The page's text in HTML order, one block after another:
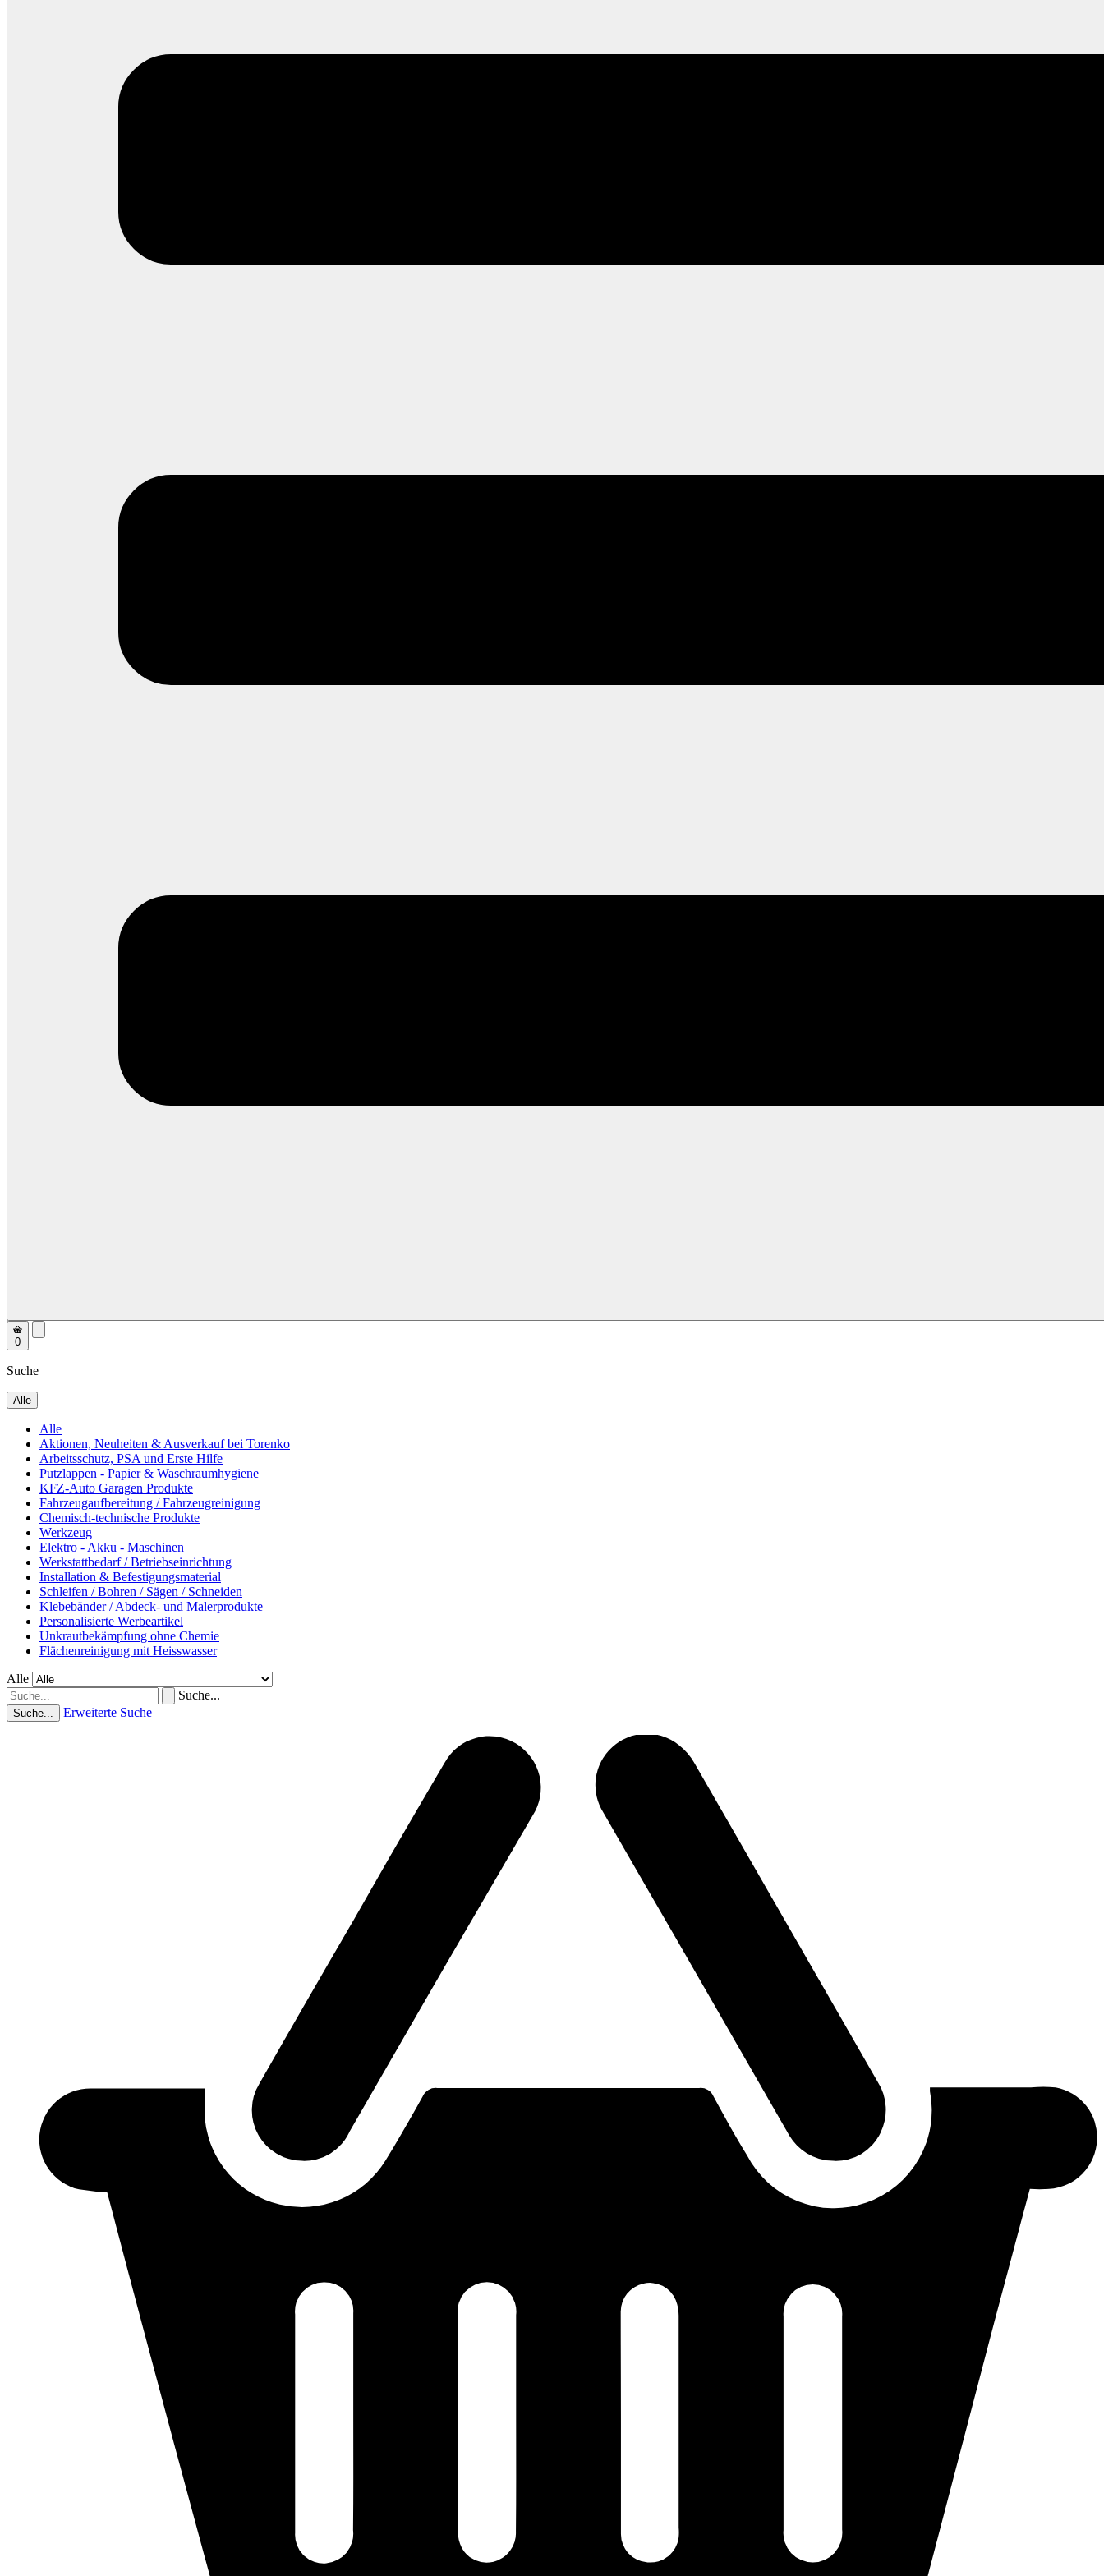
0
Suche
Alle
Alle
Aktionen, Neuheiten & Ausverkauf bei Torenko
Arbeitsschutz, PSA und Erste Hilfe
Putzlappen - Papier & Waschraumhygiene
KFZ-Auto Garagen Produkte
Fahrzeugaufbereitung / Fahrzeugreinigung
Chemisch-technische Produkte
Werkzeug
Elektro - Akku - Maschinen
Werkstattbedarf / Betriebseinrichtung
Installation & Befestigungsmaterial
Schleifen / Bohren / Sägen / Schneiden
Klebebänder / Abdeck- und Malerprodukte
Personalisierte Werbeartikel
Unkrautbekämpfung ohne Chemie
Flächenreinigung mit Heisswasser
Alle
Suche...
Suche... Erweiterte Suche